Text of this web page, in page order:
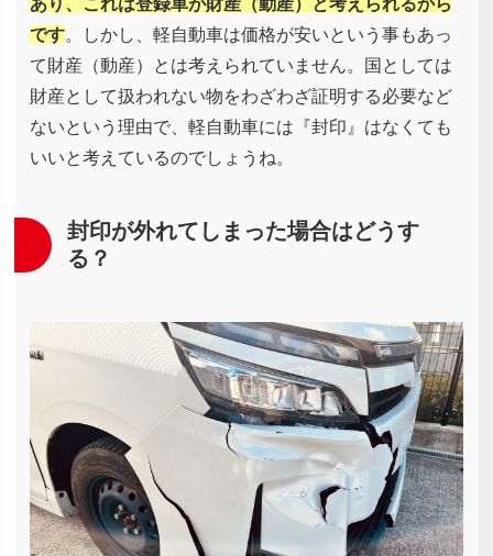
です。しかし、軽自動車は価格が安いという事もあっ
て財産（動産）とは考えられていません。国としては
財産として扱われない物をわざわざ証明する必要など
ないという理由で、軽自動車には『封印』はなくても
いいと考えているのでしょうね。
封印が外れてしまった場合はどうす
る？